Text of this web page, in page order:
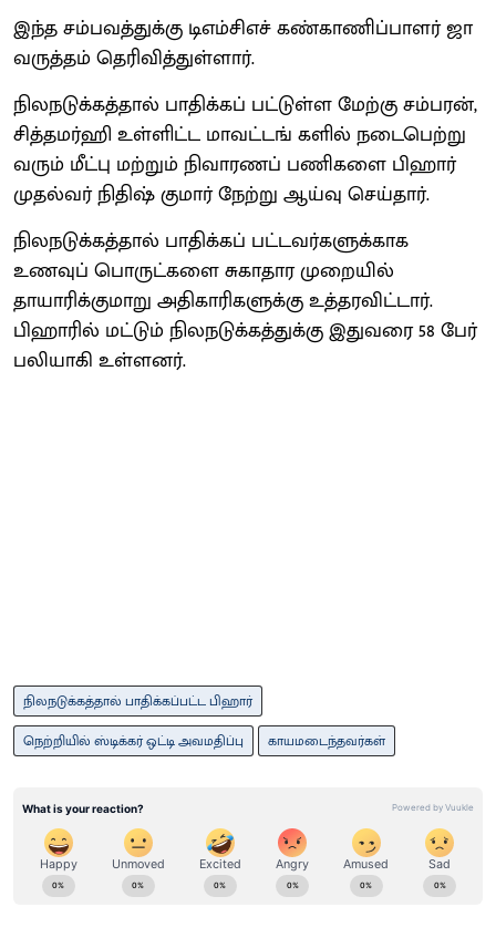
இந்த சம்பவத்துக்கு டிஎம்சிஎச் கண்காணிப்பாளர் ஜா
வருத்தம் தெரிவித்துள்ளார்.
நிலநடுக்கத்தால் பாதிக்கப் பட்டுள்ள மேற்கு சம்பரன்,
சித்தமர்ஹி உள்ளிட்ட மாவட்டங் களில் நடைபெற்று
வரும் மீட்பு மற்றும் நிவாரணப் பணிகளை பிஹார்
முதல்வர் நிதிஷ் குமார் நேற்று ஆய்வு செய்தார்.
நிலநடுக்கத்தால் பாதிக்கப் பட்டவர்களுக்காக
உணவுப் பொருட்களை சுகாதார முறையில்
தாயாரிக்குமாறு அதிகாரிகளுக்கு உத்தரவிட்டார்.
பிஹாரில் மட்டும் நிலநடுக்கத்துக்கு இதுவரை 58 பேர்
பலியாகி உள்ளனர்.
நிலநடுக்கத்தால் பாதிக்கப்பட்ட பிஹார்
நெற்றியில் ஸ்டிக்கர் ஒட்டி அவமதிப்பு
காயமடைந்தவர்கள்